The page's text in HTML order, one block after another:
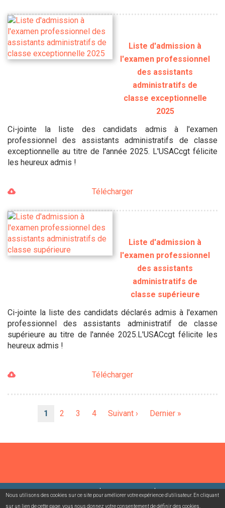
Liste d'admission à
l'examen professionnel
des assistants
administratifs de
classe exceptionnelle
2025
Ci-jointe la liste des candidats admis à l'examen
professionnel des assistants administratifs de classe
exceptionnelle au titre de l'année 2025. L'USACcgt félicite
les heureux admis !
Télécharger
Liste d'admission à
l'examen professionnel
des assistants
administratifs de
classe supérieure
Ci-jointe la liste des candidats déclarés admis à l'examen
professionnel des assistants administratif de classe
supérieure au titre de l'année 2025.L'USACcgt félicite les
heureux admis !
Télécharger
Page
1 Page
2 Page
3 Page
4
Page
Suivant ›
Dernière
Dernier »
©2026 USACcgt Mentions légales Contact
Nous utilisons des cookies sur ce site pour améliorer votre expérience d'utilisateur. En cliquant
sur un lien de cette page, vous nous donnez votre consentement de définir des cookies.